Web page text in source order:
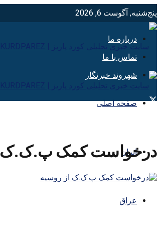
پنج‌شنبه, آگوست 6, 2026
درباره ما
تماس با ما
شهروند خبرنگار
صفحه اصلی
ایران
عراق
درخواست کمک پ.ک.ک